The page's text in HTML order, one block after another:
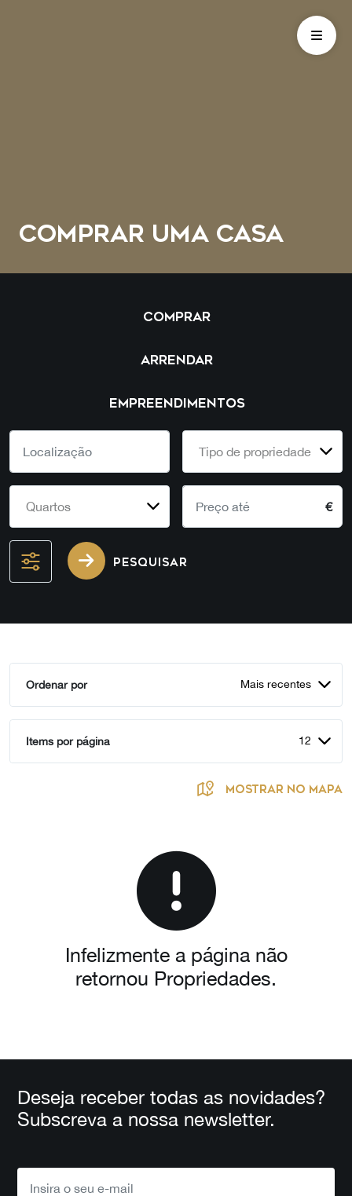
COMPRAR UMA CASA
COMPRAR
ARRENDAR
EMPREENDIMENTOS
Tipo de propriedade
Quartos €
PESQUISAR
Ordenar por Mais recentes
Items por página 12
MOSTRAR NO MAPA
Infelizmente a página não
retornou Propriedades.
Deseja receber todas as novidades?
Subscreva a nossa newsletter.